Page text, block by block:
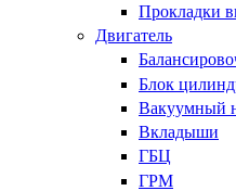
Прокладки
Двигатель
Блок
Вакуумный
Вкладыши
ГБЦ
ГРМ